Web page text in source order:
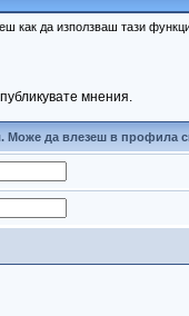
как да използваш тази
мнения.
Може да влезеш в профила